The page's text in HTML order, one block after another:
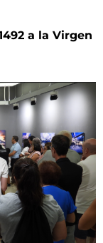
a la Virgen